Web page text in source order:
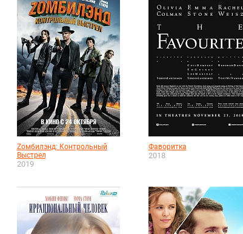
Zомбилэнд: Контрольный
Выстрел
2019
Фаворитка
2018